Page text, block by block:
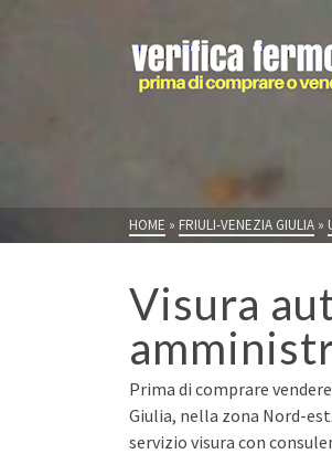
HOME » FRIULI-VENEZIA GIULIA »
Visura
Prima di comprare
Giulia, nella zona Nord-
servizio visura con